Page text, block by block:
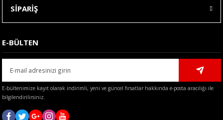
Gönder
SİPARİŞ
E-BÜLTEN
E-bültenimize kayıt olarak indirimli, yeni ve güncel fırsatlar hakkında e-posta aracılığı ile
bilgilendirilirsiniz.